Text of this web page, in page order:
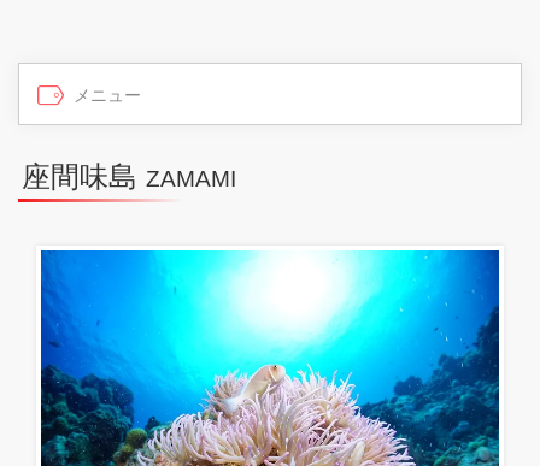
座間味島 ZAMAMI